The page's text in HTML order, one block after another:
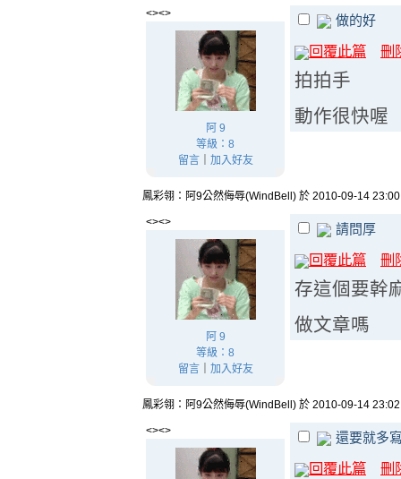
<><>
阿 9
等級：8
留言｜ 加入好友
做的好
回覆此篇 刪
拍拍手
動作很快喔
鳳彩翎：阿9公然侮辱(WindBell) 於 2010-09-14
<><>
阿 9
等級：8
留言｜ 加入好友
請問厚
回覆此篇 刪
存這個要幹
做文章嗎
鳳彩翎：阿9公然侮辱(WindBell) 於 2010-09-14
<><> 還要就多
回覆此篇 刪